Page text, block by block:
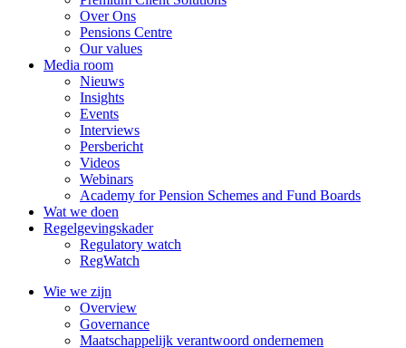
Over Ons
Pensions Centre
Our values
Media room
Nieuws
Insights
Events
Interviews
Persbericht
Videos
Webinars
Academy for Pension Schemes and Fund Boards
Wat we doen
Regelgevingskader
Regulatory watch
RegWatch
Wie we zijn
Overview
Governance
Maatschappelijk verantwoord ondernemen